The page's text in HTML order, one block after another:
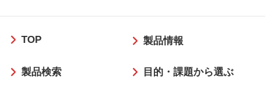
ッ
ー
TOP 製品情報
製品検索 目的・課題から選ぶ